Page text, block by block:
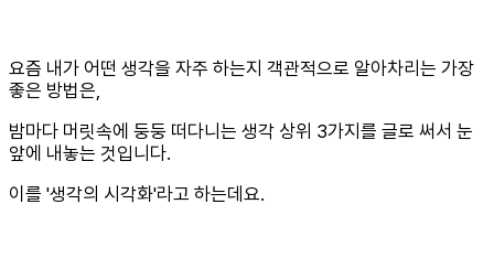
요즘 내가 어떤 생각을 자주 하는지 객관적으로 알아차리는 가장
좋은 방법은,
밤마다 머릿속에 둥둥 떠다니는 생각 상위 3가지를 글로 써서 눈
앞에 내놓는 것입니다.
이를 '생각의 시각화'라고 하는데요.